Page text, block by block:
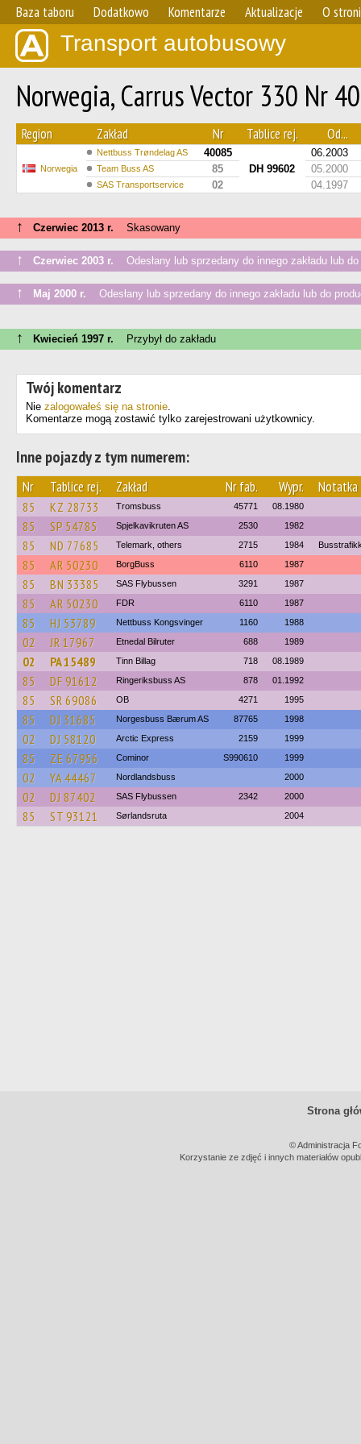
Baza taboru Dodatkowo Komentarze Aktualizacje O
Transport autobusowy
Norwegia, Carrus Vector 330 Nr
Region Zakład Nr Tablice rej. Od...
Norwegia
Nettbuss Trøndelag AS
40085
DH 99602
06.2003
Team Buss AS 85 05.2000
SAS Transportservice 02 04.1997
↑ Czerwiec 2013 r. Skasowany
↑ Czerwiec 2003 r. Odesłany lub sprzedany do innego zakładu lub
↑ Maj 2000 r. Odesłany lub sprzedany do innego zakładu lub do
↑ Kwiecień 1997 r. Przybył do zakładu
Twój komentarz
Nie zalogowałeś się na stronie.
Komentarze mogą zostawić tylko zarejestrowani użytkownicy.
Inne pojazdy z tym numerem:
Nr Tablice rej. Zakład Nr fab. Wypr. Notatka
85 KZ 28733 Tromsbuss 45771 08.1980
85 SP 54785 Spjelkavikruten AS 2530 1982
85 ND 77685 Telemark, others 2715 1984
85 AR 50230 BorgBuss 6110 1987
85 BN 33385 SAS Flybussen 3291 1987
85 AR 50230 FDR 6110 1987
85 HJ 53789 Nettbuss Kongsvinger 1160 1988
02 JR 17967 Etnedal Bilruter 688 1989
02 PA 15489 Tinn Billag 718 08.1989
85 DF 91612 Ringeriksbuss AS 878 01.1992
85 SR 69086 OB 4271 1995
85 DJ 31685 Norgesbuss Bærum AS 87765 1998
02 DJ 58120 Arctic Express 2159 1999
85 ZE 67956 Cominor S990610 1999
02 YA 44467 Nordlandsbuss 2000
02 DJ 87402 SAS Flybussen 2342 2000
85 ST 93121 Sørlandsruta 2004
Strona
© Administracja
Korzystanie ze zdjęć i innych materiałów